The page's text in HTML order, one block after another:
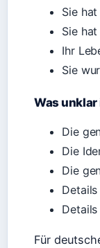
Sie
Sie
Ihr
Sie
Was
Die
Die
Die
Für